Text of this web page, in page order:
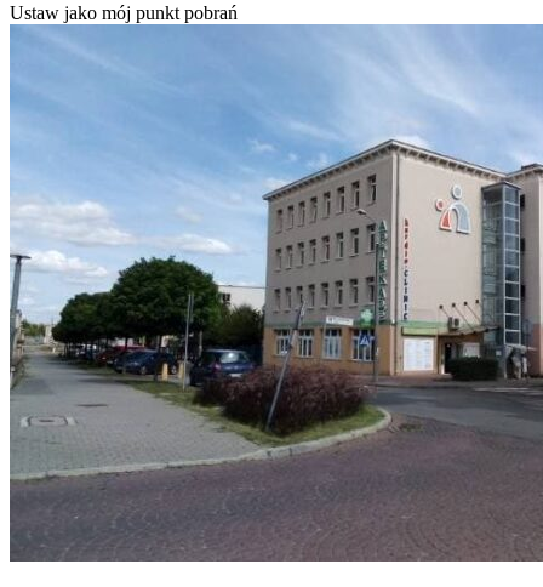
Ustaw jako mój punkt pobrań